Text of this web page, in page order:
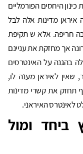
היחסים הפורמליים
איראן מדינות אלה לבל
חריפה. אלא ש תקיפת
אך מחזקת את עניינם
בהגנה על האינטרסים
שאין לאיראן מענה לו,
תחזק את קשרי מדינות
לאינטרס האיראני.
ביחד ומול